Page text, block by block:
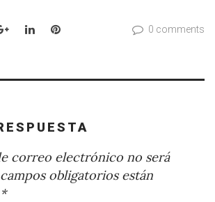
Google+LinkedInPinterest 0 comments
correo electrónico no será
obligatorios están
*